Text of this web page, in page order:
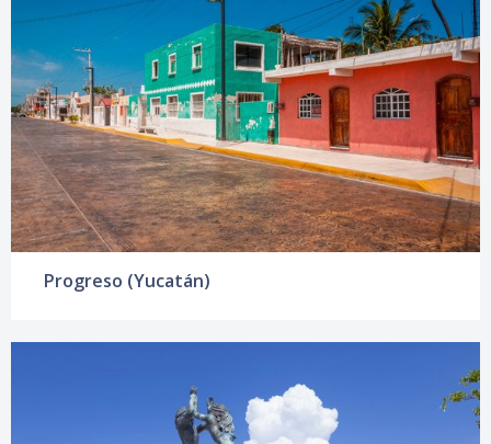
Progreso (Yucatán)